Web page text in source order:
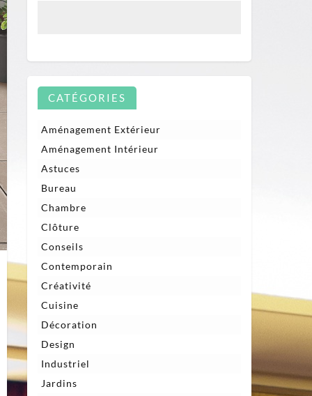
CATÉGORIES
Aménagement Extérieur
Aménagement Intérieur
Astuces
Bureau
Chambre
Clôture
Conseils
Contemporain
Créativité
Cuisine
Décoration
Design
Industriel
Jardins